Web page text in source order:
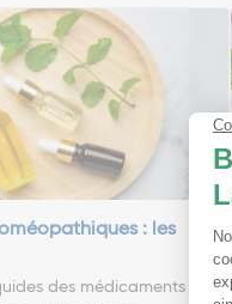
: les
des médicaments